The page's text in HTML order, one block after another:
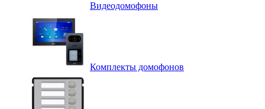
Видеодомофоны
Комплекты домофонов